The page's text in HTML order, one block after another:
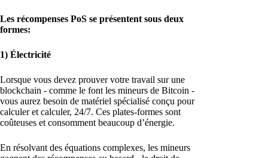
Les récompenses PoS se présentent sous deux
formes:
1) Électricité
Lorsque vous devez prouver votre travail sur une
blockchain - comme le font les mineurs de Bitcoin -
vous aurez besoin de matériel spécialisé conçu pour
calculer et calculer, 24/7. Ces plates-formes sont
coûteuses et consomment beaucoup d’énergie.
En résolvant des équations complexes, les mineurs